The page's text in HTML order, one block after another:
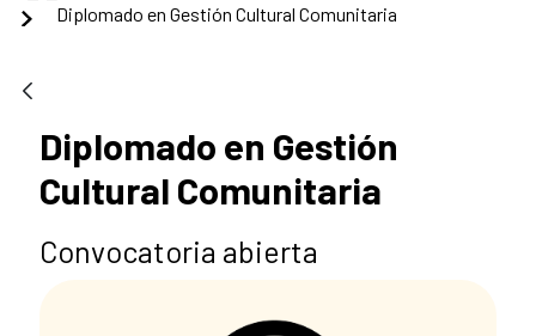
Diplomado en Gestión Cultural Comunitaria
Diplomado en Gestión
Cultural Comunitaria
Convocatoria abierta